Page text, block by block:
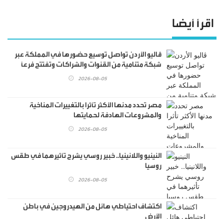
اقرأ أيضا
ڤاليو الأردن تواصل توسيع حضورها في المملكة عبر
شبكة متنامية من القنوات والشراكات وتفتتح فرعاً
2026-08-05
مصر تحدد مدنها الأكثر تأثرا بالتغييرات المناخية
والمشروعات الهادفة لحمايتها
2026-08-05
النينيو واللانينيا.. خبير روسي يشرح تأثيرهما في طقس
روسيا
2026-08-05
اكتشاف احتياطي هائل من الهيدروجين في باطن
الأرض